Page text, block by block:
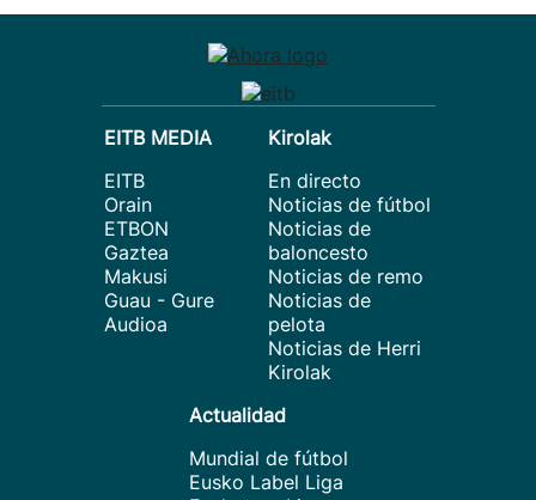
EITB MEDIA
EITB
Orain
ETBON
Gaztea
Makusi
Guau - Gure
Audioa
Kirolak
En directo
Noticias de fútbol
Noticias de
baloncesto
Noticias de remo
Noticias de
pelota
Noticias de Herri
Kirolak
Actualidad
Mundial de fútbol
Eusko Label Liga